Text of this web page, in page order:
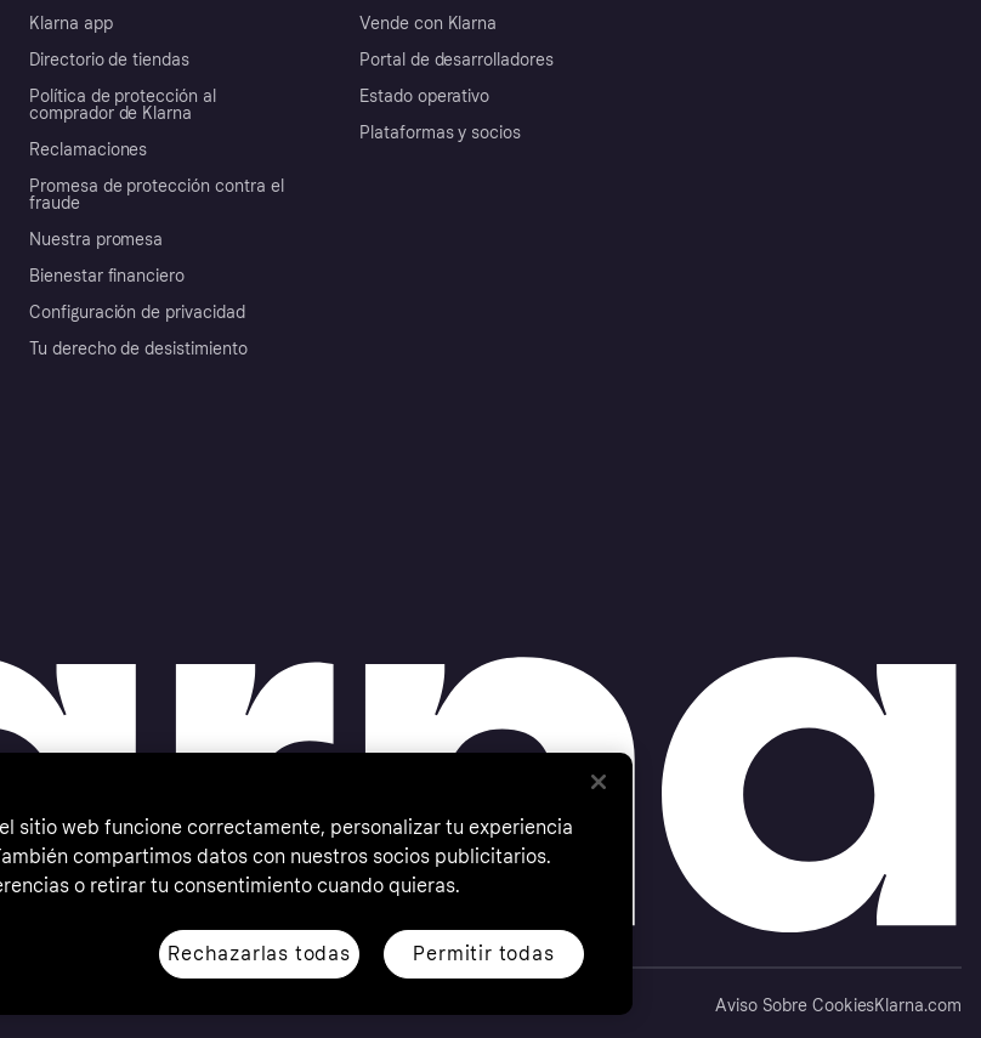
Klarna app
Directorio de tiendas
Política de protección al
comprador de Klarna
Reclamaciones
Promesa de protección contra el
fraude
Nuestra promesa
Bienestar financiero
Configuración de privacidad
Tu derecho de desistimiento
Vende con Klarna
Portal de desarrolladores
Estado operativo
Plataformas y socios
Bank AB (publ). Sveavägen 46,
Aviso Sobre CookiesKlarna.com
sitio web funcione correctamente, personalizar tu experiencia
compartimos datos con nuestros socios publicitarios.
o retirar tu consentimiento cuando quieras.
Rechazarlas todas Permitir todas